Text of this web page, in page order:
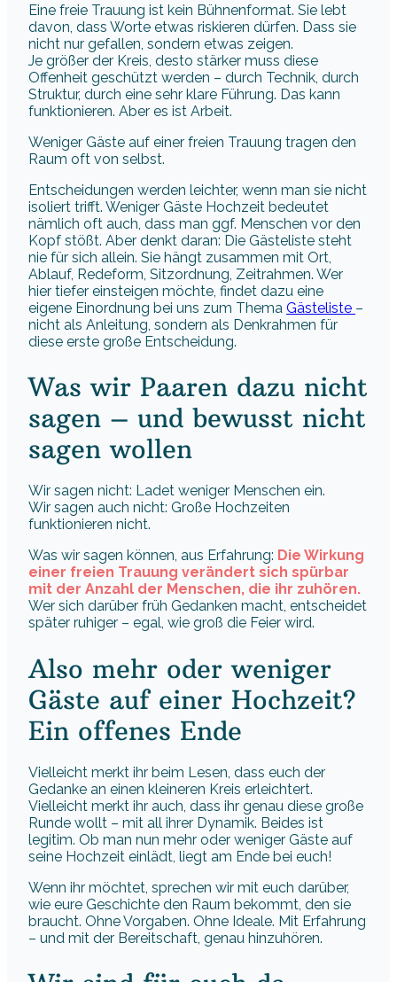
Eine freie Trauung ist kein Bühnenformat. Sie lebt
davon, dass Worte etwas riskieren dürfen. Dass sie
nicht nur gefallen, sondern etwas zeigen.
Je größer der Kreis, desto stärker muss diese
Offenheit geschützt werden – durch Technik, durch
Struktur, durch eine sehr klare Führung. Das kann
funktionieren. Aber es ist Arbeit.
Weniger Gäste auf einer freien Trauung tragen den
Raum oft von selbst.
Entscheidungen werden leichter, wenn man sie nicht
isoliert trifft. Weniger Gäste Hochzeit bedeutet
nämlich oft auch, dass man ggf. Menschen vor den
Kopf stößt. Aber denkt daran: Die Gästeliste steht
nie für sich allein. Sie hängt zusammen mit Ort,
Ablauf, Redeform, Sitzordnung, Zeitrahmen. Wer
hier tiefer einsteigen möchte, findet dazu eine
eigene Einordnung bei uns zum Thema Gästeliste –
nicht als Anleitung, sondern als Denkrahmen für
diese erste große Entscheidung.
Was wir Paaren dazu nicht
sagen – und bewusst nicht
sagen wollen
Wir sagen nicht: Ladet weniger Menschen ein.
Wir sagen auch nicht: Große Hochzeiten
funktionieren nicht.
Was wir sagen können, aus Erfahrung: Die Wirkung
einer freien Trauung verändert sich spürbar
mit der Anzahl der Menschen, die ihr zuhören.
Wer sich darüber früh Gedanken macht, entscheidet
später ruhiger – egal, wie groß die Feier wird.
Also mehr oder weniger
Gäste auf einer Hochzeit?
Ein offenes Ende
Vielleicht merkt ihr beim Lesen, dass euch der
Gedanke an einen kleineren Kreis erleichtert.
Vielleicht merkt ihr auch, dass ihr genau diese große
Runde wollt – mit all ihrer Dynamik. Beides ist
legitim. Ob man nun mehr oder weniger Gäste auf
seine Hochzeit einlädt, liegt am Ende bei euch!
Wenn ihr möchtet, sprechen wir mit euch darüber,
wie eure Geschichte den Raum bekommt, den sie
braucht. Ohne Vorgaben. Ohne Ideale. Mit Erfahrung
– und mit der Bereitschaft, genau hinzuhören.